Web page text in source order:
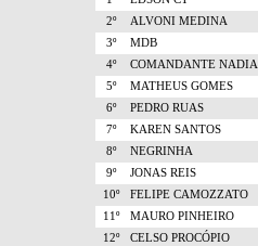
2º
ALVONI MEDINA
3º
MDB
4º
COMANDANTE NADIA
5º
MATHEUS GOMES
6º
PEDRO RUAS
7º
KAREN SANTOS
8º
NEGRINHA
9º
JONAS REIS
10º
FELIPE CAMOZZATO
11º
MAURO PINHEIRO
12º
CELSO PROCÓPIO